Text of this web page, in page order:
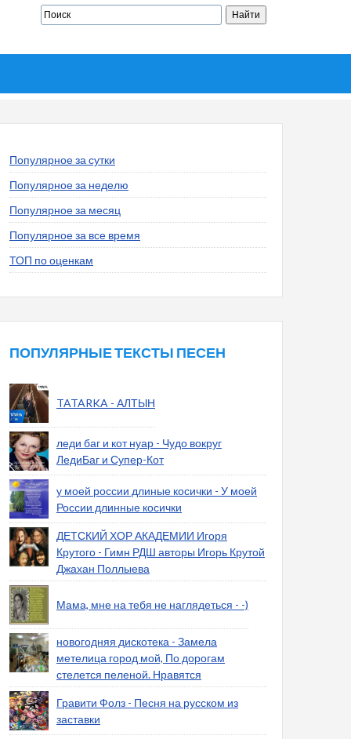
Популярное за сутки
Популярное за неделю
Популярное за месяц
Популярное за все время
ТОП по оценкам
ПОПУЛЯРНЫЕ ТЕКСТЫ ПЕСЕН
TATARKA - АЛТЫН
леди баг и кот нуар - Чудо вокруг
ЛедиБаг и Супер-Кот
у моей россии длиные косички - У моей
России длинные косички
ДЕТСКИЙ ХОР АКАДЕМИИ Игоря
Крутого - Гимн РДШ авторы Игорь Крутой
Джахан Поллыева
Мама, мне на тебя не наглядеться - -)
новогодняя дискотека - Замела
метелица город мой, По дорогам
стелется пеленой. Нравятся
Гравити Фолз - Песня на русском из
заставки